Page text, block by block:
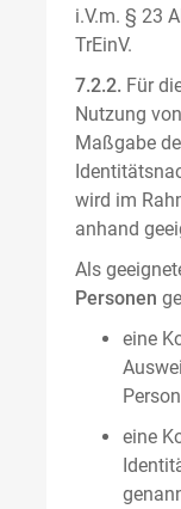
i.V.m. § 23
TrEinV.
7.2.2. Für
Nutzung
Maßgabe
wird im
anhand
Als
Personen
eine
eine